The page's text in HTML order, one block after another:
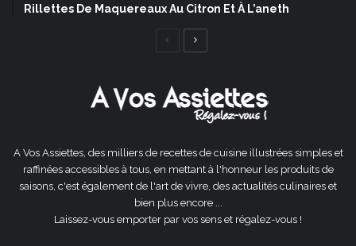
Rillettes De Maquereaux Au Citron Et À L’aneth
Page
A Vos Assiettes, des milliers de recettes de cuisine illustrées simples et
raffinées accessibles à tous, en mettant à l'honneur les produits de
saisons, c'est également de l'art de vivre, des actualités culinaires et
bien plus encore ...
Laissez-vous emporter par vos sens et régalez-vous !